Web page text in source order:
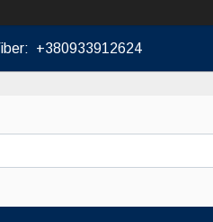
+380933912624